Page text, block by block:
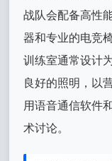
战队会配备高性
器和专业的电竞
训练室通常设计
良好的照明，以
用语音通信软件
术讨论。